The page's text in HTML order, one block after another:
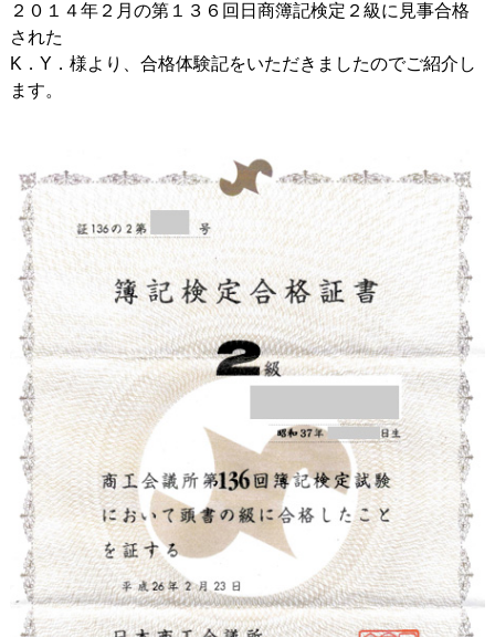
２０１４年２月の第１３６回日商簿記検定２級に見事合格
された
K．Y．様より、合格体験記をいただきましたのでご紹介し
ます。